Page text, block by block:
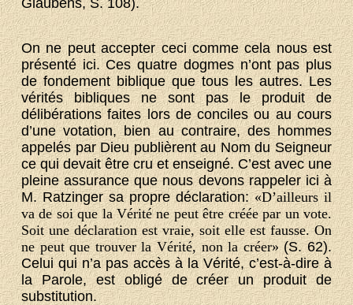
Glaubens, S. 108).
On ne peut accepter ceci comme cela nous est
présenté ici. Ces quatre dogmes n’ont pas plus
de fondement biblique que tous les autres. Les
vérités bibliques ne sont pas le produit de
délibérations faites lors de conciles ou au cours
d’une votation, bien au contraire, des hommes
appelés par Dieu publièrent au Nom du Seigneur
ce qui devait être cru et enseigné. C’est avec une
pleine assurance que nous devons rappeler ici à
M. Ratzinger sa propre déclaration:«D’ailleurs il
va de soi que la Vérité ne peut être créée par un vote.
Soit une déclaration est vraie, soit elle est fausse. On
ne peut que trouver la Vérité, non la créer»(S. 62).
Celui qui n’a pas accès à la Vérité, c’est-à-dire à
la Parole, est obligé de créer un produit de
substitution.